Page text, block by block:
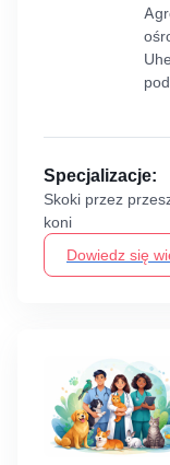
Specjalizacje:
Skoki przez
koni
Dowiedz się